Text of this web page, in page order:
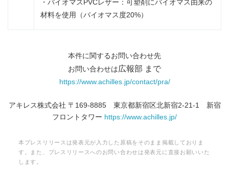
・バイオマスPVCレザー：可塑剤にバイオマス由来の
材料を使用（バイオマス度20%）
本件に関するお問い合わせ先
お問い合わせは広報部 まで
https://www.achilles.jp/contact/pra/
アキレス株式会社 〒169‐8885 東京都新宿区北新宿2-21-1 新宿
フロントタワー https://www.achilles.jp/
本プレスリリースは発表元が入力した原稿をそのまま掲載しておりま
す。また、プレスリリースへのお問い合わせは発表元に直接お願いいた
します。